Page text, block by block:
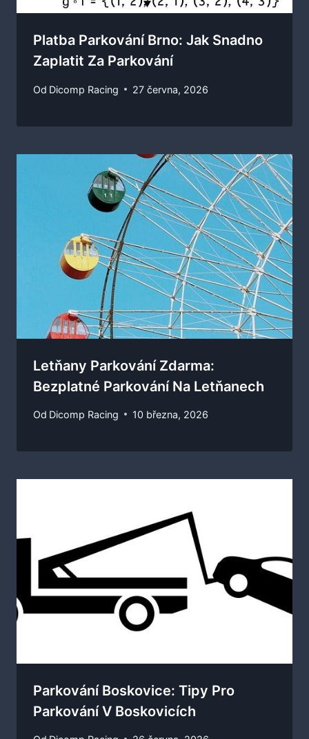
Platba Parkování Brno: Jak Snadno
Zaplatit Za Parkování
Od Dicomp Racing 27 června, 2026
Letňany Parkování Zdarma:
Bezplatné Parkování Na Letňanech
Od Dicomp Racing 10 března, 2026
Parkování Boskovice: Tipy Pro
Parkování V Boskovicích